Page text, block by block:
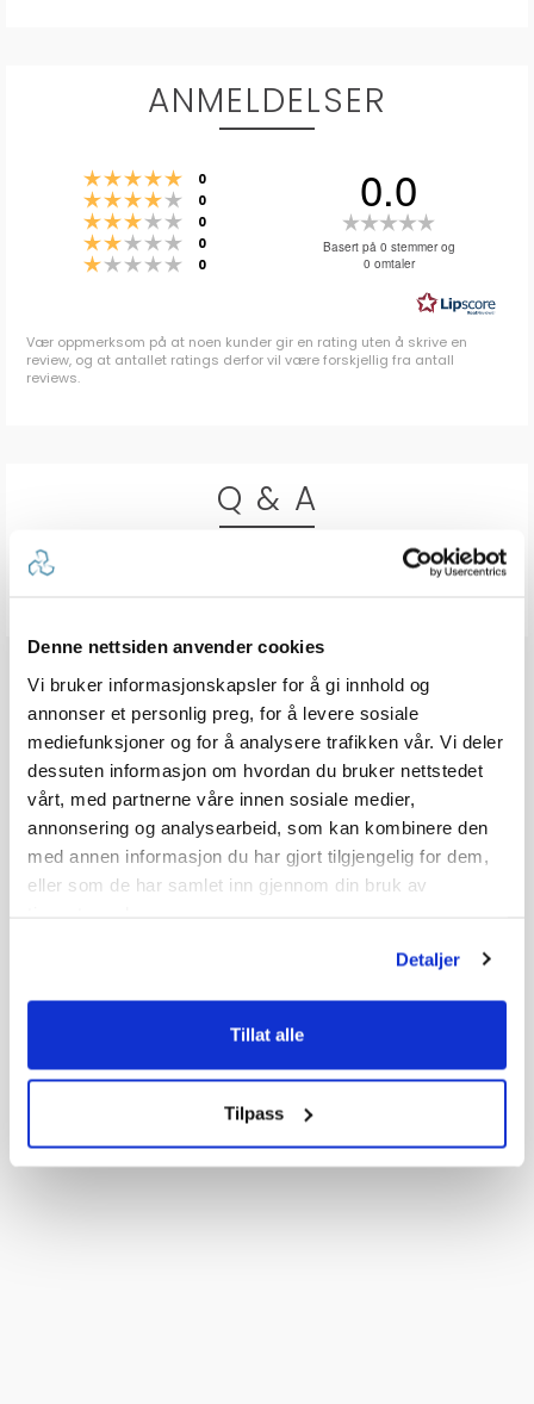
Denne nettsiden anvender cookies
Vi bruker informasjonskapsler for å gi innhold og
annonser et personlig preg, for å levere sosiale
mediefunksjoner og for å analysere trafikken vår. Vi deler
dessuten informasjon om hvordan du bruker nettstedet
vårt, med partnerne våre innen sosiale medier,
annonsering og analysearbeid, som kan kombinere den
med annen informasjon du har gjort tilgjengelig for dem,
eller som de har samlet inn gjennom din bruk av
Detaljer
Tillat alle
Tilpass
ANMELDELSER
Karakter: 5 av 5 mulige
0
Karakter: 4 av 5 mulige
0
Karakter: 3 av 5 mulige
0
Karakter: 2 av 5 mulige
0
Karakter: 1 av 5 mulige
0
0.0
0.0
5
mulige
Basert på 0 stemmer og
0 omtaler
Vær oppmerksom på at noen kunder gir en rating uten å skrive en
review, og at antallet ratings derfor vil være forskjellig fra antall
reviews.
Q & A
Send spørsmålet ditt